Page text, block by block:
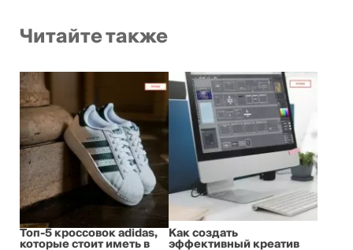
Читайте также
Топ-5 кроссовок adidas,
которые стоит иметь в
Как создать
эффективный креатив